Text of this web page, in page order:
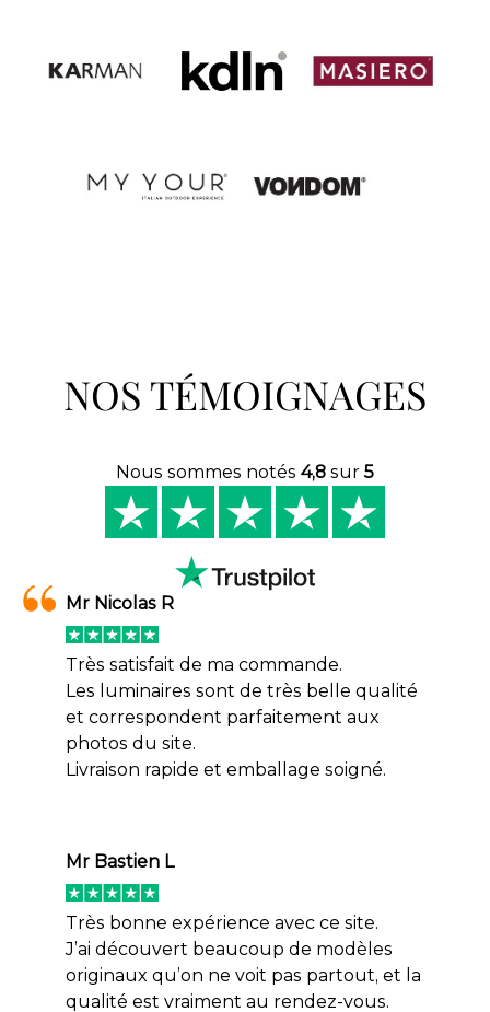
NOS TÉMOIGNAGES
Nous sommes notés 4,8 sur 5
Mr Nicolas R
Très satisfait de ma commande.
Les luminaires sont de très belle qualité
et correspondent parfaitement aux
photos du site.
Livraison rapide et emballage soigné.
Mr Bastien L
Très bonne expérience avec ce site.
J’ai découvert beaucoup de modèles
originaux qu’on ne voit pas partout, et la
qualité est vraiment au rendez-vous.